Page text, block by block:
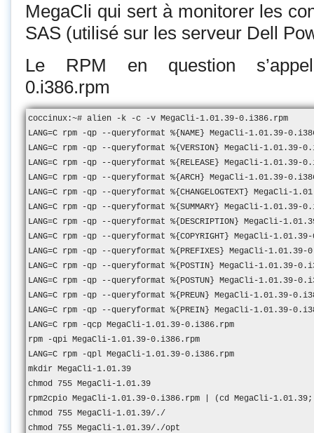
MegaCli qui sert à monitorer les
SAS (utilisé sur les serveur Dell
Le RPM en question
0.i386.rpm
coccinux:~# alien -k -c -v MegaCli-1.01.39-0.i386.rpm
LANG=C rpm -qp --queryformat %{NAME} MegaCli-1.01.39-
LANG=C rpm -qp --queryformat %{VERSION} MegaCli-1.01.39-
LANG=C rpm -qp --queryformat %{RELEASE} MegaCli-1.01.39-
LANG=C rpm -qp --queryformat %{ARCH} MegaCli-1.01.39-
LANG=C rpm -qp --queryformat %{CHANGELOGTEXT} MegaCli-
LANG=C rpm -qp --queryformat %{SUMMARY} MegaCli-1.01.39-
LANG=C rpm -qp --queryformat %{DESCRIPTION} MegaCli-
LANG=C rpm -qp --queryformat %{COPYRIGHT} MegaCli-
LANG=C rpm -qp --queryformat %{PREFIXES} MegaCli-1.01.39-
LANG=C rpm -qp --queryformat %{POSTIN} MegaCli-1.01.39-
LANG=C rpm -qp --queryformat %{POSTUN} MegaCli-1.01.39-
LANG=C rpm -qp --queryformat %{PREUN} MegaCli-1.01.39-
LANG=C rpm -qp --queryformat %{PREIN} MegaCli-1.01.39-
LANG=C rpm -qcp MegaCli-1.01.39-0.i386.rpm
rpm -qpi MegaCli-1.01.39-0.i386.rpm
LANG=C rpm -qpl MegaCli-1.01.39-0.i386.rpm
mkdir MegaCli-1.01.39
chmod 755 MegaCli-1.01.39
rpm2cpio MegaCli-1.01.39-0.i386.rpm | (cd MegaCli-
chmod 755 MegaCli-1.01.39/./
chmod 755 MegaCli-1.01.39/./opt